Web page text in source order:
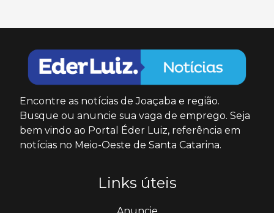
Encontre as notícias de Joaçaba e região.
Busque ou anuncie sua vaga de emprego. Seja
bem vindo ao Portal Éder Luiz, referência em
notícias no Meio-Oeste de Santa Catarina.
Links úteis